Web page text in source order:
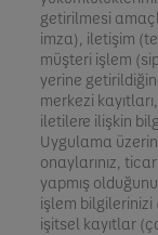
getirilmesi
imza), iletişim
müşteri işlem
yerine
merkezi
iletilere ilişkin
Uygulama
onaylarınız,
yapmış
işlem bilgilerinizi
işitsel kayıtlar